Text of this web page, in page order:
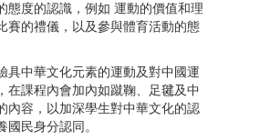
態度的認識，例如 運動的價值和理
賽的禮儀，以及參與體育活動的態
具中華文化元素的運動及對中國運
在課程內會加內如蹴鞠、足毽及中
內容，以加深學生對中華文化的認
國民身分認同。